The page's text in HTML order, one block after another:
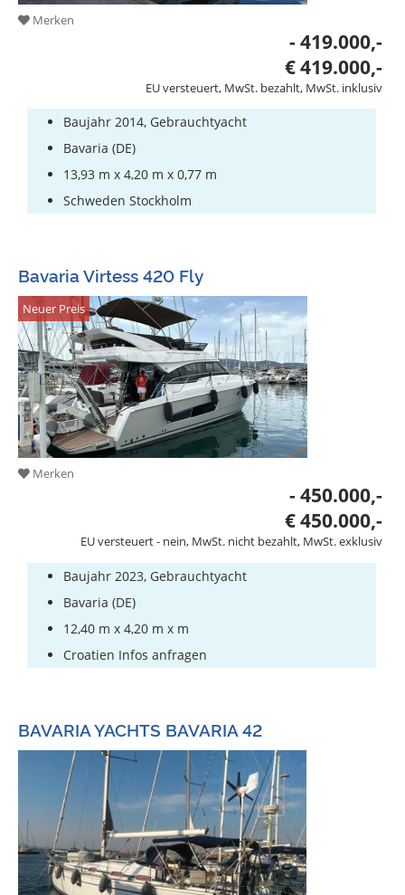
Merken
- 419.000,-
€ 419.000,-
EU versteuert, MwSt. bezahlt, MwSt. inklusiv
Baujahr 2014, Gebrauchtyacht
Bavaria (DE)
13,93 m x 4,20 m x 0,77 m
Schweden Stockholm
Bavaria Virtess 420 Fly
Neuer Preis
Merken
- 450.000,-
€ 450.000,-
EU versteuert - nein, MwSt. nicht bezahlt, MwSt. exklusiv
Baujahr 2023, Gebrauchtyacht
Bavaria (DE)
12,40 m x 4,20 m x m
Croatien Infos anfragen
BAVARIA YACHTS BAVARIA 42